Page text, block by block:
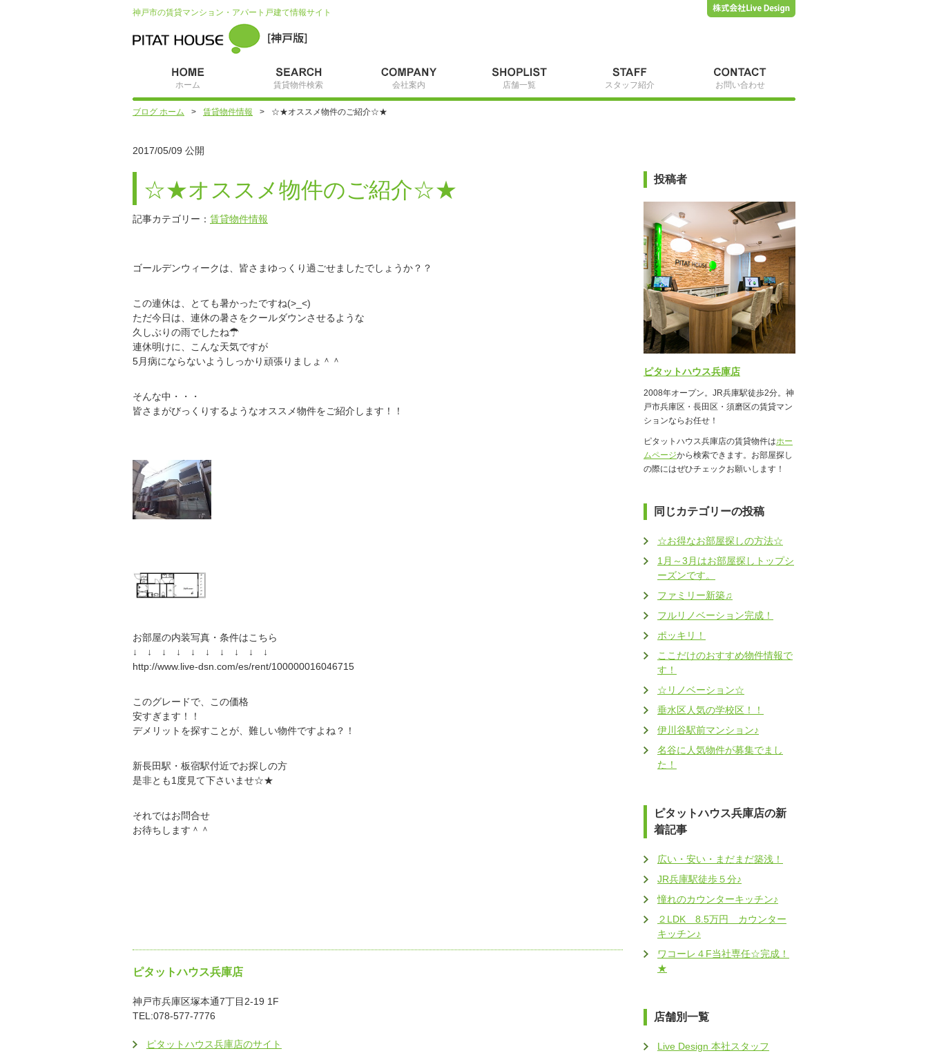
神戸市の賃貸マンション・アパート戸建て情報サイト
ホーム 賃貸物件検索 会社案内 店舗一覧 スタッフ紹介 お問い合わせ
ブログ ホーム 賃貸物件情報 ☆★オススメ物件のご紹介☆★
2017/05/09 公開
☆★オススメ物件のご紹介☆★
記事カテゴリー： 賃貸物件情報
ゴールデンウィークは、皆さまゆっくり過ごせましたでしょうか？？
この連休は、とても暑かったですね(>_<)
ただ今日は、連休の暑さをクールダウンさせるような
久しぶりの雨でしたね☂
連休明けに、こんな天気ですが
5月病にならないようしっかり頑張りましょ＾＾
そんな中・・・
皆さまがびっくりするようなオススメ物件をご紹介します！！
お部屋の内装写真・条件はこちら
↓ ↓ ↓ ↓ ↓ ↓ ↓ ↓ ↓ ↓
http://www.live-dsn.com/es/rent/100000016046715
このグレードで、この価格
安すぎます！！
デメリットを探すことが、難しい物件ですよね？！
新長田駅・板宿駅付近でお探しの方
是非とも1度見て下さいませ☆★
それではお問合せ
お待ちします＾＾
ピタットハウス兵庫店
神戸市兵庫区塚本通7丁目2-19 1F
TEL:078-577-7776
ピタットハウス兵庫店のサイト
投稿者
ピタットハウス兵庫店
2008年オープン。JR兵庫駅徒歩2分。神
戸市兵庫区・長田区・須磨区の賃貸マン
ションならお任せ！
ピタットハウス兵庫店の賃貸物件はホー
ムページから検索できます。お部屋探し
の際にはぜひチェックお願いします！
同じカテゴリーの投稿
☆お得なお部屋探しの方法☆
1月～3月はお部屋探しトップシ
ーズンです。
ファミリー新築♫
フルリノベーション完成！
ポッキリ！
ここだけのおすすめ物件情報で
す！
☆リノベーション☆
垂水区人気の学校区！！
伊川谷駅前マンション♪
名谷に人気物件が募集でまし
た！
ピタットハウス兵庫店の新
着記事
広い・安い・まだまだ築浅！
JR兵庫駅徒歩５分♪
憧れのカウンターキッチン♪
２LDK 8.5万円 カウンター
キッチン♪
ワコーレ４F当社専任☆完成！
★
店舗別一覧
Live Design 本社スタッフ